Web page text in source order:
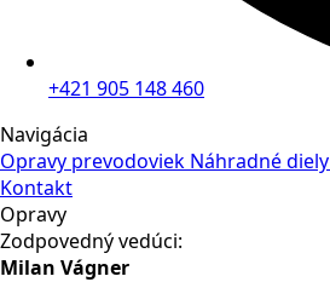
+421 905 148 460
Navigácia
Opravy prevodoviek Náhradné diely
Kontakt
Opravy
Zodpovedný vedúci:
Milan Vágner